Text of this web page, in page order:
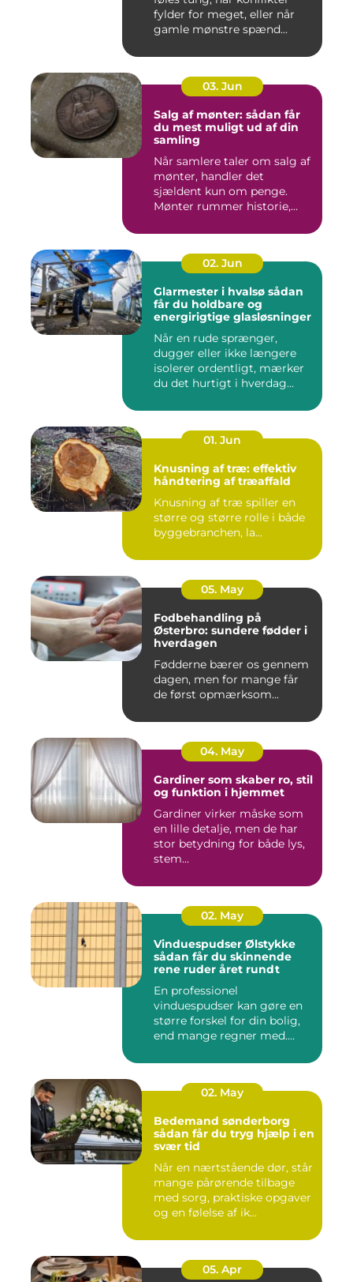
fylder for meget, eller når
gamle mønstre spænd...
03. Jun
Salg af mønter: sådan får
du mest muligt ud af din
samling
Når samlere taler om salg af
mønter, handler det
sjældent kun om penge.
Mønter rummer historie,
02. Jun
Glarmester i hvalsø sådan
får du holdbare og
energirigtige glasløsninger
Når en rude sprænger,
dugger eller ikke længere
isolerer ordentligt, mærker
du det hurtigt i hverdag...
01. Jun
Knusning af træ: effektiv
håndtering af træaffald
Knusning af træ spiller en
større og større rolle i både
byggebranchen, la...
05. May
Fodbehandling på
Østerbro: sundere fødder i
hverdagen
Fødderne bærer os gennem
dagen, men for mange får
de først opmærksom...
04. May
Gardiner som skaber ro, stil
og funktion i hjemmet
Gardiner virker måske som
en lille detalje, men de har
stor betydning for både lys,
stem...
02. May
Vinduespudser Ølstykke
sådan får du skinnende
rene ruder året rundt
En professionel
vinduespudser kan gøre en
større forskel for din bolig,
end mange regner med.
02. May
Bedemand sønderborg
sådan får du tryg hjælp i en
svær tid
Når en nærtstående dør, står
mange pårørende tilbage
med sorg, praktiske opgaver
og en følelse af ik...
05. Apr